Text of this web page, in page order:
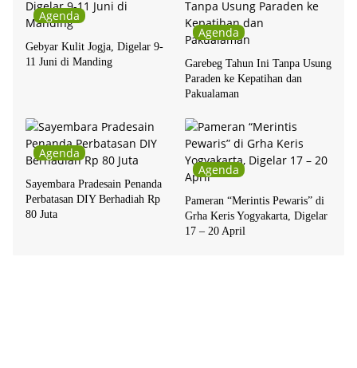
Agenda
Gebyar Kulit Jogja, Digelar 9-
11 Juni di Manding
Agenda
Garebeg Tahun Ini Tanpa Usung
Paraden ke Kepatihan dan
Pakualaman
Agenda
Sayembara Pradesain Penanda
Perbatasan DIY Berhadiah Rp
80 Juta
Agenda
Pameran “Merintis Pewaris” di
Grha Keris Yogyakarta, Digelar
17 – 20 April